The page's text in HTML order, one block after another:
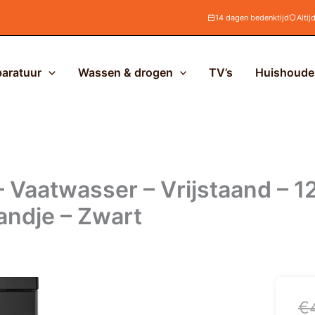
14 dagen bedenktijd
Wassen & drogen TV’s
– Vrijstaand –
– Zwart
€